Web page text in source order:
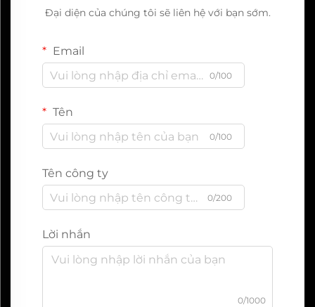
Đại diện của chúng tôi sẽ liên hệ với bạn sớm.
Email
0/100
Tên
0/100
Tên công ty
0/200
Lời nhắn
0/1000